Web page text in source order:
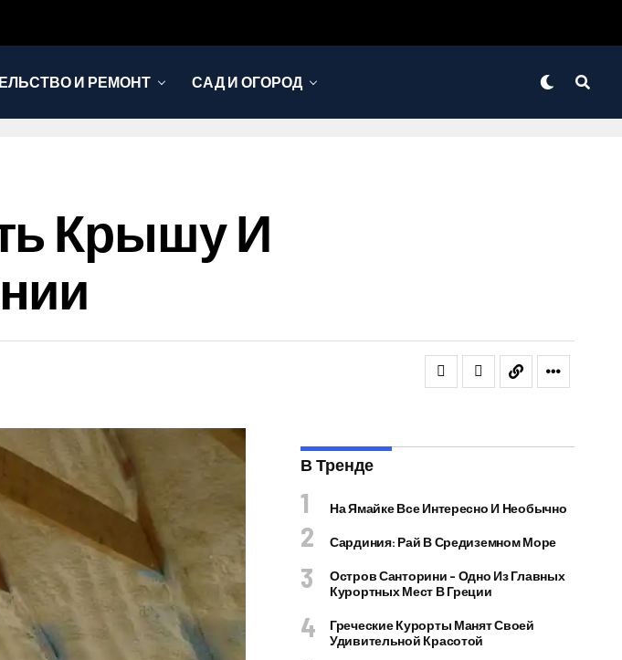
И РЕМОНТ САД И ОГОРОД
Крышу И
В Тренде
На Ямайке Все Интересно И Необычно
Сардиния: Рай В Средиземном Море
Остров Санторини – Одно Из Главных
Курортных Мест В Греции
Греческие Курорты Манят Своей
Удивительной Красотой